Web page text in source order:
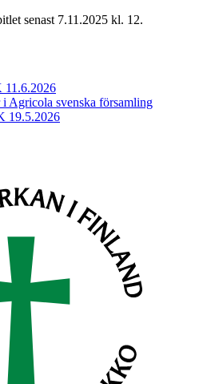
senast 7.11.2025 kl. 12.
11.6.2026
i Agricola svenska församling
19.5.2026